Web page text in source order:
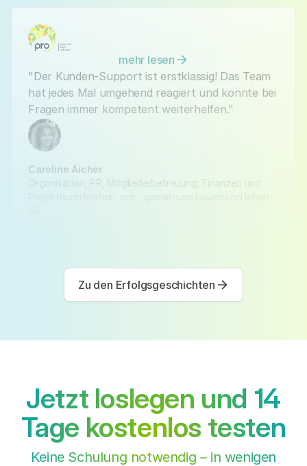
mehr lesen
"Der Kunden-Support ist erstklassig! Das Team
hat jedes Mal umgehend reagiert und konnte bei
Fragen immer kompetent weiterhelfen."
Caroline Aicher
Zu den Erfolgsgeschichten
Jetzt loslegen und 14
Tage kostenlos testen
Keine Schulung notwendig – in wenigen